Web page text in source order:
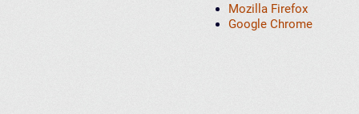
Mozilla Firefox
Google Chrome